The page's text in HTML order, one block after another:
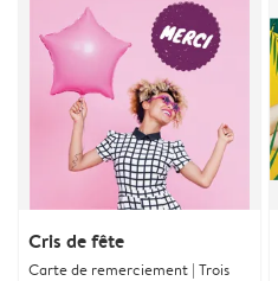
Cris de fête
Carte de remerciement | Trois